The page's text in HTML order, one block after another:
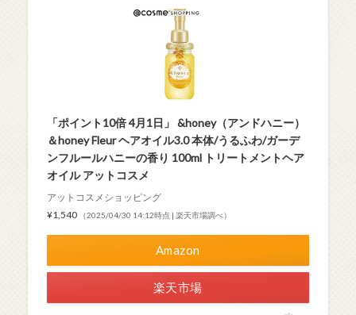
「ポイント10倍 4月1日」 &honey（アンドハニー）
＆honey Fleur ヘアオイル3.0 本体/うるふわ/ガーデ
ンフルールハニーの香り 100ml トリートメントヘア
オイル アットコスメ
アットコスメショッピング
¥1,540
（2025/04/30 14:12時点 | 楽天市場調べ）
Amazon
楽天市場